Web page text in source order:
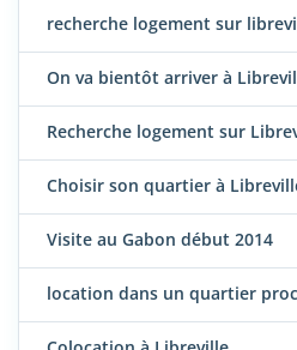
recherche logement sur
On va bientôt arriver à
Recherche logement sur
Choisir son quartier à
Visite au Gabon début 2014
location dans un quartier